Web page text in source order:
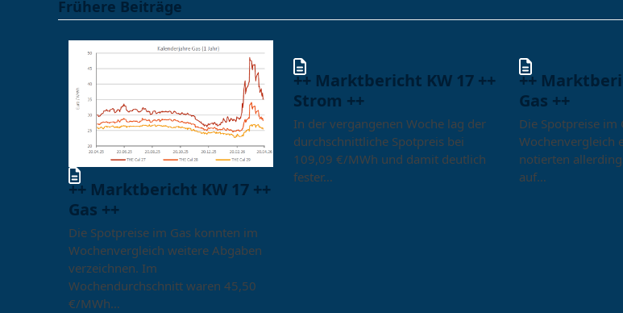
Frühere Beiträge
++ Marktbericht KW 17 ++
Gas ++
Die Spotpreise im Gas konnten im
Wochenvergleich weitere Abgaben
verzeichnen. Im
Wochendurchschnitt waren 45,50
€/MWh…
++ Marktbericht KW 17 ++
Strom ++
In der vergangenen Woche lag der
durchschnittliche Spotpreis bei
109,09 €/MWh und damit deutlich
fester…
++
Gas ++
Die Spotpreise im
Wochenvergleich
notierten
auf…